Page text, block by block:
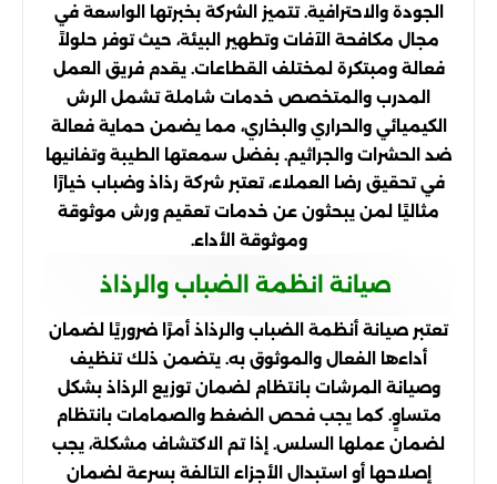
الجودة والاحترافية. تتميز الشركة بخبرتها الواسعة في
مجال مكافحة الآفات وتطهير البيئة، حيث توفر حلولاً
فعالة ومبتكرة لمختلف القطاعات. يقدم فريق العمل
المدرب والمتخصص خدمات شاملة تشمل الرش
الكيميائي والحراري والبخاري، مما يضمن حماية فعالة
ضد الحشرات والجراثيم. بفضل سمعتها الطيبة وتفانيها
في تحقيق رضا العملاء، تعتبر شركة رذاذ وضباب خيارًا
مثاليًا لمن يبحثون عن خدمات تعقيم ورش موثوقة
وموثوقة الأداء.
صيانة انظمة الضباب والرذاذ
تعتبر صيانة أنظمة الضباب والرذاذ أمرًا ضروريًا لضمان
أداءها الفعال والموثوق به. يتضمن ذلك تنظيف
وصيانة المرشات بانتظام لضمان توزيع الرذاذ بشكل
متساوٍ. كما يجب فحص الضغط والصمامات بانتظام
لضمان عملها السلس. إذا تم الاكتشاف مشكلة، يجب
إصلاحها أو استبدال الأجزاء التالفة بسرعة لضمان